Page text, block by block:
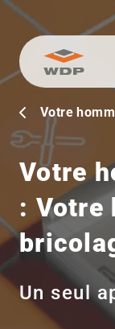
Allez au
Votre
Votre
: Votre
Un seul